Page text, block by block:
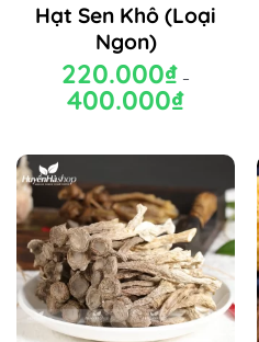
Hạt Sen Khô (Loại
Ngon)
220.000₫ –
400.000₫Khoảng
400.000₫